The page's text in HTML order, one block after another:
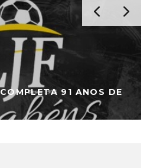
91 ANOS DE